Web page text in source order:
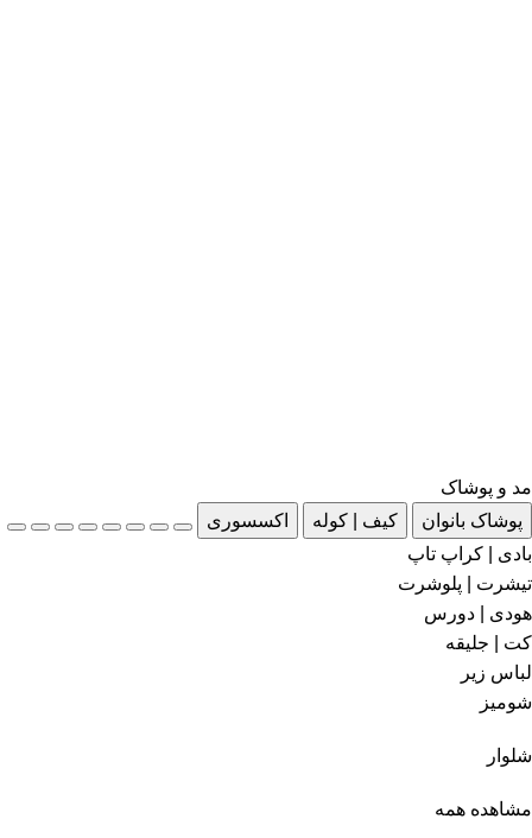
مد و پوشاک
پوشاک بانوان
کیف | کوله
اکسسوری
بادی | کراپ تاپ
تیشرت | پلوشرت
هودی | دورس
کت | جلیقه
لباس زیر
شومیز
شلوار
مشاهده همه